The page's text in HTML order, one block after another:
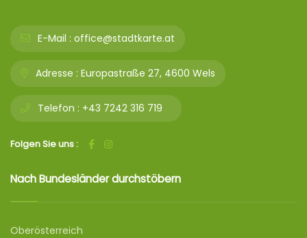
E-Mail : office@stadtkarte.at
Adresse : Europastraße 27, 4600 Wels
Telefon : +43 7242 316 719
Folgen Sie uns :
Nach Bundesländer durchstöbern
Oberösterreich